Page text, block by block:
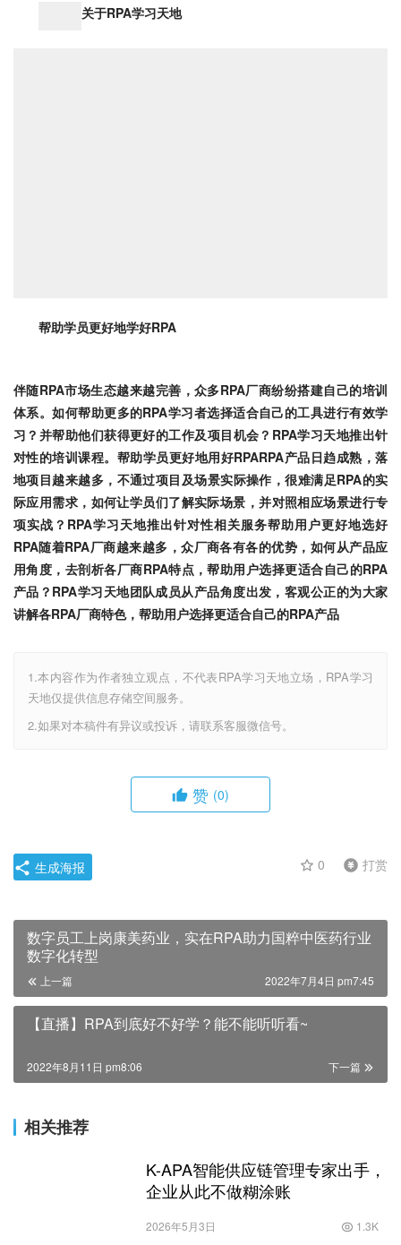
关于RPA学习天地
帮助学员更好地学好RPA
伴随RPA市场生态越来越完善，众多RPA厂商纷纷搭建自己的培训
体系。如何帮助更多的RPA学习者选择适合自己的工具进行有效学
习？并帮助他们获得更好的工作及项目机会？RPA学习天地推出针
对性的培训课程。帮助学员更好地用好RPARPA产品日趋成熟，落
地项目越来越多，不通过项目及场景实际操作，很难满足RPA的实
际应用需求，如何让学员们了解实际场景，并对照相应场景进行专
项实战？RPA学习天地推出针对性相关服务帮助用户更好地选好
RPA随着RPA厂商越来越多，众厂商各有各的优势，如何从产品应
用角度，去剖析各厂商RPA特点，帮助用户选择更适合自己的RPA
产品？RPA学习天地团队成员从产品角度出发，客观公正的为大家
讲解各RPA厂商特色，帮助用户选择更适合自己的RPA产品
1.本内容作为作者独立观点，不代表RPA学习天地立场，RPA学习
天地仅提供信息存储空间服务。
2.如果对本稿件有异议或投诉，请联系客服微信号。
赞 (0)
0 打赏
生成海报
数字员工上岗康美药业，实在RPA助力国粹中医药行业
数字化转型
上一篇 2022年7月4日 pm7:45
相关推荐
K-APA智能供应链管理专家出手，
企业从此不做糊涂账
2026年5月3日 1.3K